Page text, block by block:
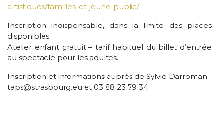
artistiques/familles-et-jeune-public/
Inscription indispensable, dans la limite des places
disponibles.
Atelier enfant gratuit – tarif habituel du billet d’entrée
au spectacle pour les adultes.
Inscription et informations auprès de Sylvie Darroman :
taps@strasbourg.eu et 03 88 23 79 34.